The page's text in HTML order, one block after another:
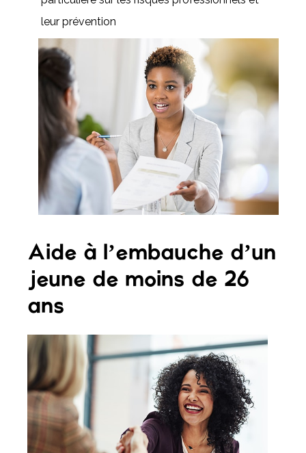
leur prévention
Aide à l’embauche d’un
jeune de moins de 26
ans